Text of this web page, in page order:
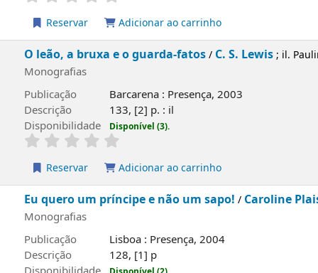
Disponibilidade
Disponível (2).
Reservar
O leão, a bruxa e o guarda-fatos/C. S. Lewis
Monografias
Publicação
Disponibilidade
Disponível (3).
Reservar Adicionar ao carrinho
Eu quero um príncipe e não um sapo!
Monografias